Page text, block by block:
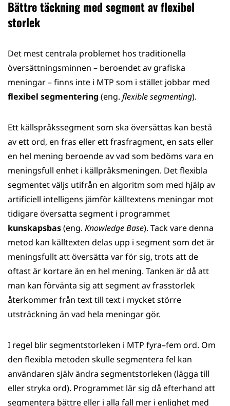
Bättre täckning med segment av flexibel
storlek
Det mest centrala problemet hos traditionella
översättningsminnen – beroendet av grafiska
meningar – finns inte i MTP som i stället jobbar med
flexibel segmentering (eng. flexible segmenting).
Ett källspråkssegment som ska översättas kan bestå
av ett ord, en fras eller ett frasfragment, en sats eller
en hel mening beroende av vad som bedöms vara en
meningsfull enhet i källpråksmeningen. Det flexibla
segmentet väljs utifrån en algoritm som med hjälp av
artificiell intelligens jämför källtextens meningar mot
tidigare översatta segment i programmet
kunskapsbas(eng. Knowledge Base). Tack vare denna
metod kan källtexten delas upp i segment som det är
meningsfullt att översätta var för sig, trots att de
oftast är kortare än en hel mening. Tanken är då att
man kan förvänta sig att segment av frasstorlek
återkommer från text till text i mycket större
utsträckning än vad hela meningar gör.
I regel blir segmentstorleken i MTP fyra–fem ord. Om
den flexibla metoden skulle segmentera fel kan
användaren själv ändra segmentstorleken (lägga till
eller stryka ord). Programmet lär sig då efterhand att
segmentera bättre eller i alla fall mer i enlighet med